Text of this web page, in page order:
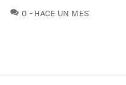
0 COMENTARIOS
HACE UN MES